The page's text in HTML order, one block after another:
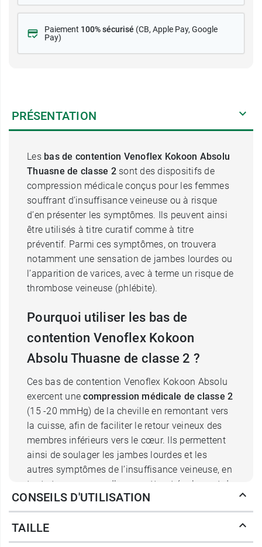
Paiement 100% sécurisé (CB, Apple Pay, Google
Pay)
PRÉSENTATION
Les bas de contention Venoflex Kokoon Absolu
Thuasne de classe 2sont des dispositifs de
compression médicale conçus pour les femmes
souffrant d’insuffisance veineuse ou à risque
d’en présenter les symptômes. Ils peuvent ainsi
être utilisés à titre curatif comme à titre
préventif. Parmi ces symptômes, on trouvera
notamment une sensation de jambes lourdes ou
l’apparition de varices, avec à terme un risque de
thrombose veineuse (phlébite).
Pourquoi utiliser les bas de
contention Venoflex Kokoon
Absolu Thuasne de classe 2 ?
Ces bas de contention Venoflex Kokoon Absolu
exercent unecompression médicale de classe 2
(15 -20 mmHg) de la cheville en remontant vers
la cuisse, afin de faciliter le retour veineux des
membres inférieurs vers le cœur. Ils permettent
ainsi de soulager les jambes lourdes et les
autres symptômes de l’insuffisance veineuse, en
toute transparence. Ils permettront également de
prévenir le risque de phlébite lors de voyages en
avion.
Quels sont les avantages des bas
CONSEILS D'UTILISATION
TAILLE